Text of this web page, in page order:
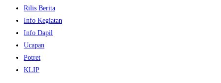
Rilis Berita
Info Kegiatan
Info Dapil
Ucapan
Potret
KLIP